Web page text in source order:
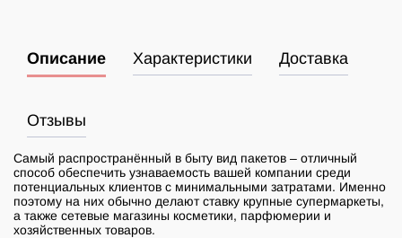
Описание Характеристики Доставка
Отзывы
Самый распространённый в быту вид пакетов – отличный
способ обеспечить узнаваемость вашей компании среди
потенциальных клиентов с минимальными затратами. Именно
поэтому на них обычно делают ставку крупные супермаркеты,
а также сетевые магазины косметики, парфюмерии и
хозяйственных товаров.